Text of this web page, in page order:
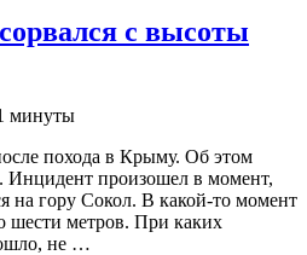
с высоты
минуты
похода в Крыму. Об этом
произошел в момент,
на гору Сокол. В какой-то момент
шести метров. При каких
не …